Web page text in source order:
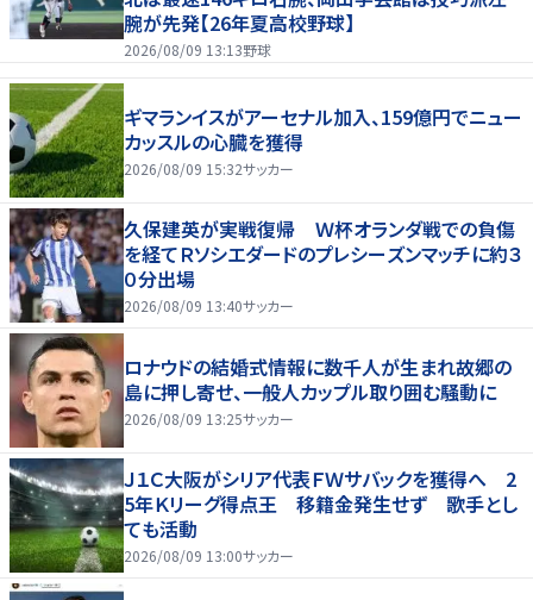
腕が先発【26年夏高校野球】
2026/08/09 13:13野球
ギマランイスがアーセナル加入、159億円でニュー
カッスルの心臓を獲得
2026/08/09 15:32サッカー
久保建英が実戦復帰 Ｗ杯オランダ戦での負傷
を経てＲソシエダードのプレシーズンマッチに約３
０分出場
2026/08/09 13:40サッカー
ロナウドの結婚式情報に数千人が生まれ故郷の
島に押し寄せ、一般人カップル取り囲む騒動に
2026/08/09 13:25サッカー
Ｊ１Ｃ大阪がシリア代表ＦＷサバックを獲得へ 2
5年Ｋリーグ得点王 移籍金発生せず 歌手とし
ても活動
2026/08/09 13:00サッカー